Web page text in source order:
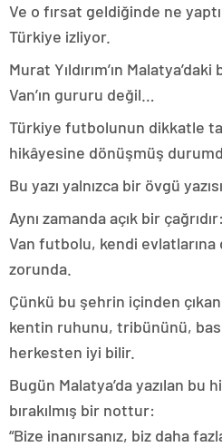
Ve o fırsat geldiğinde ne
Türkiye izliyor.
Murat Yıldırım’ın
Van’ın gururu değil…
Türkiye futbolunun dikkatle
hikâyesine dönüşmüş
Bu yazı yalnızca bir övgü
Aynı zamanda açık bir çağrıdır:
Van futbolu, kendi
zorunda.
Çünkü bu şehrin içinden
kentin ruhunu, tribününü,
herkesten iyi bilir.
Bugün Malatya’da yazılan bu
bırakılmış bir nottur:
“Bize inanırsanız, biz daha